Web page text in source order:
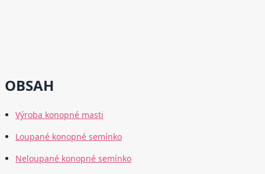
OBSAH
Výroba konopné masti
Loupané konopné semínko
Neloupané konopné semínko